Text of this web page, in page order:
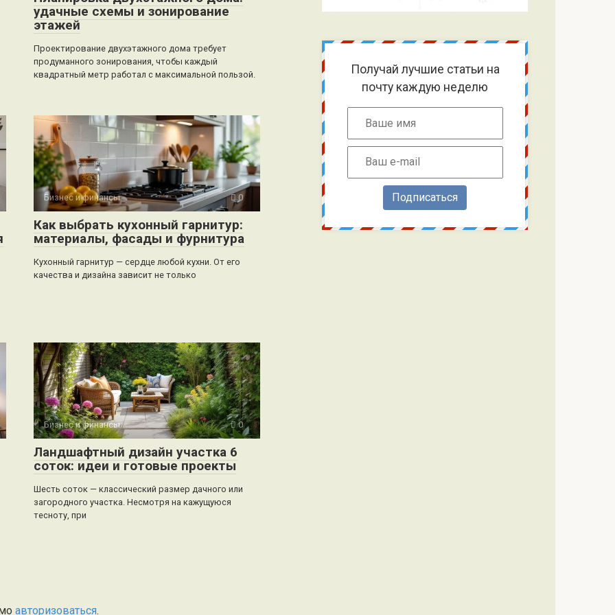
удачные схемы и зонирование
этажей
Проектирование двухэтажного дома требует
продуманного зонирования, чтобы каждый
квадратный метр работал с максимальной пользой.
Бизнес и финансы 0
Как выбрать кухонный гарнитур:
материалы, фасады и фурнитура
Кухонный гарнитур — сердце любой кухни. От его
качества и дизайна зависит не только
Бизнес и финансы 0
Ландшафтный дизайн участка 6
соток: идеи и готовые проекты
Шесть соток — классический размер дачного или
загородного участка. Несмотря на кажущуюся
тесноту, при
авторизоваться.
Получай лучшие статьи на
почту каждую неделю
Подписаться